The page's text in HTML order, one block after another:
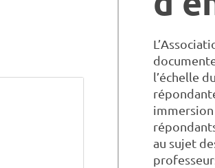
l’échelle
immersion
au sujet